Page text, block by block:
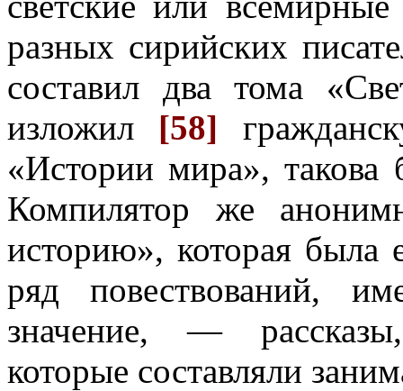
разных сирийских
составил два тома
изложил [58]
«Истории мира», такова
Компилятор же
историю», которая была
ряд повествований,
значение, —
которые составляли